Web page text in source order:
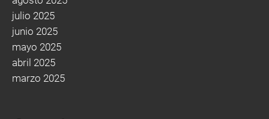
julio 2025
junio 2025
mayo 2025
abril 2025
marzo 2025